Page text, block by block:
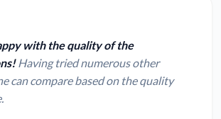
with the quality of the
Having tried numerous other
can compare based on the quality